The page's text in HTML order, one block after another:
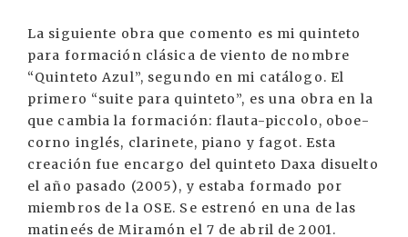
La siguiente obra que comento es mi quinteto
para formación clásica de viento de nombre
“Quinteto Azul”, segundo en mi catálogo. El
primero “suite para quinteto”, es una obra en la
que cambia la formación: flauta-piccolo, oboe-
corno inglés, clarinete, piano y fagot. Esta
creación fue encargo del quinteto Daxa disuelto
el año pasado (2005), y estaba formado por
miembros de la OSE. Se estrenó en una de las
matineés de Miramón el 7 de abril de 2001.